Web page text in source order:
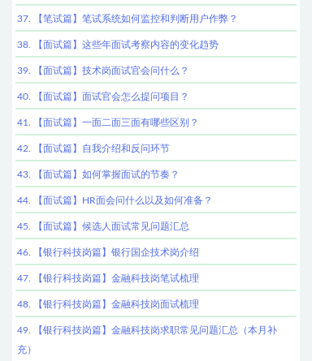
37. 【笔试篇】笔试系统如何监控和判断用户作弊？
38. 【面试篇】这些年面试考察内容的变化趋势
39. 【面试篇】技术岗面试官会问什么？
40. 【面试篇】面试官会怎么提问项目？
41. 【面试篇】一面二面三面有哪些区别？
42. 【面试篇】自我介绍和反问环节
43. 【面试篇】如何掌握面试的节奏？
44. 【面试篇】HR面会问什么以及如何准备？
45. 【面试篇】候选人面试常见问题汇总
46. 【银行科技岗篇】银行国企技术岗介绍
47. 【银行科技岗篇】金融科技岗笔试梳理
48. 【银行科技岗篇】金融科技岗面试梳理
49. 【银行科技岗篇】金融科技岗求职常见问题汇总（本月补
充）